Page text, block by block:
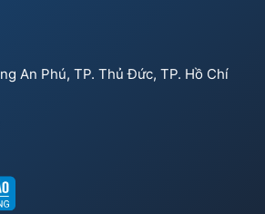
An Phú, TP. Thủ Đức, TP. Hồ Chí